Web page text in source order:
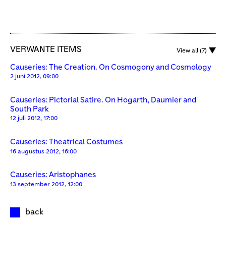
VERWANTE ITEMS View all (7)
Causeries: The Creation. On Cosmogony and Cosmology
2 juni 2012, 09:00
Causeries: Pictorial Satire. On Hogarth, Daumier and
South Park
12 juli 2012, 17:00
Causeries: Theatrical Costumes
16 augustus 2012, 16:00
Causeries: Aristophanes
13 september 2012, 12:00
back